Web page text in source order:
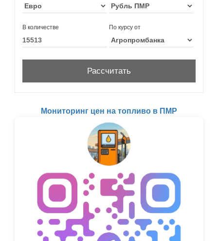
В количестве По курсу от
Мониторинг цен на топливо в ПМР